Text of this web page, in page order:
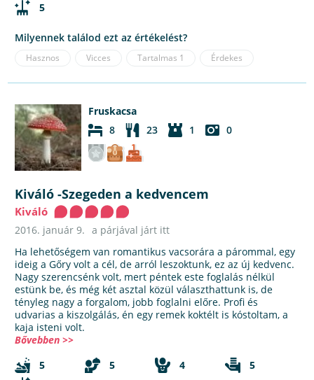
5
Milyennek találod ezt az értékelést?
Hasznos Vicces Tartalmas 1 Érdekes
Fruskacsa
8
23 1 0
Kiváló -Szegeden a kedvencem
Kiváló
2016. január 9. a párjával járt itt
Ha lehetőségem van romantikus vacsorára a párommal, egy
ideig a Gőry volt a cél, de arról leszoktunk, ez az új kedvenc.
Nagy szerencsénk volt, mert péntek este foglalás nélkül
estünk be, és még két asztal közül választhattunk is, de
tényleg nagy a forgalom, jobb foglalni előre. Profi és
udvarias a kiszolgálás, én egy remek koktélt is kóstoltam, a
kaja isteni volt.
Bővebben >>
5
5 4
5